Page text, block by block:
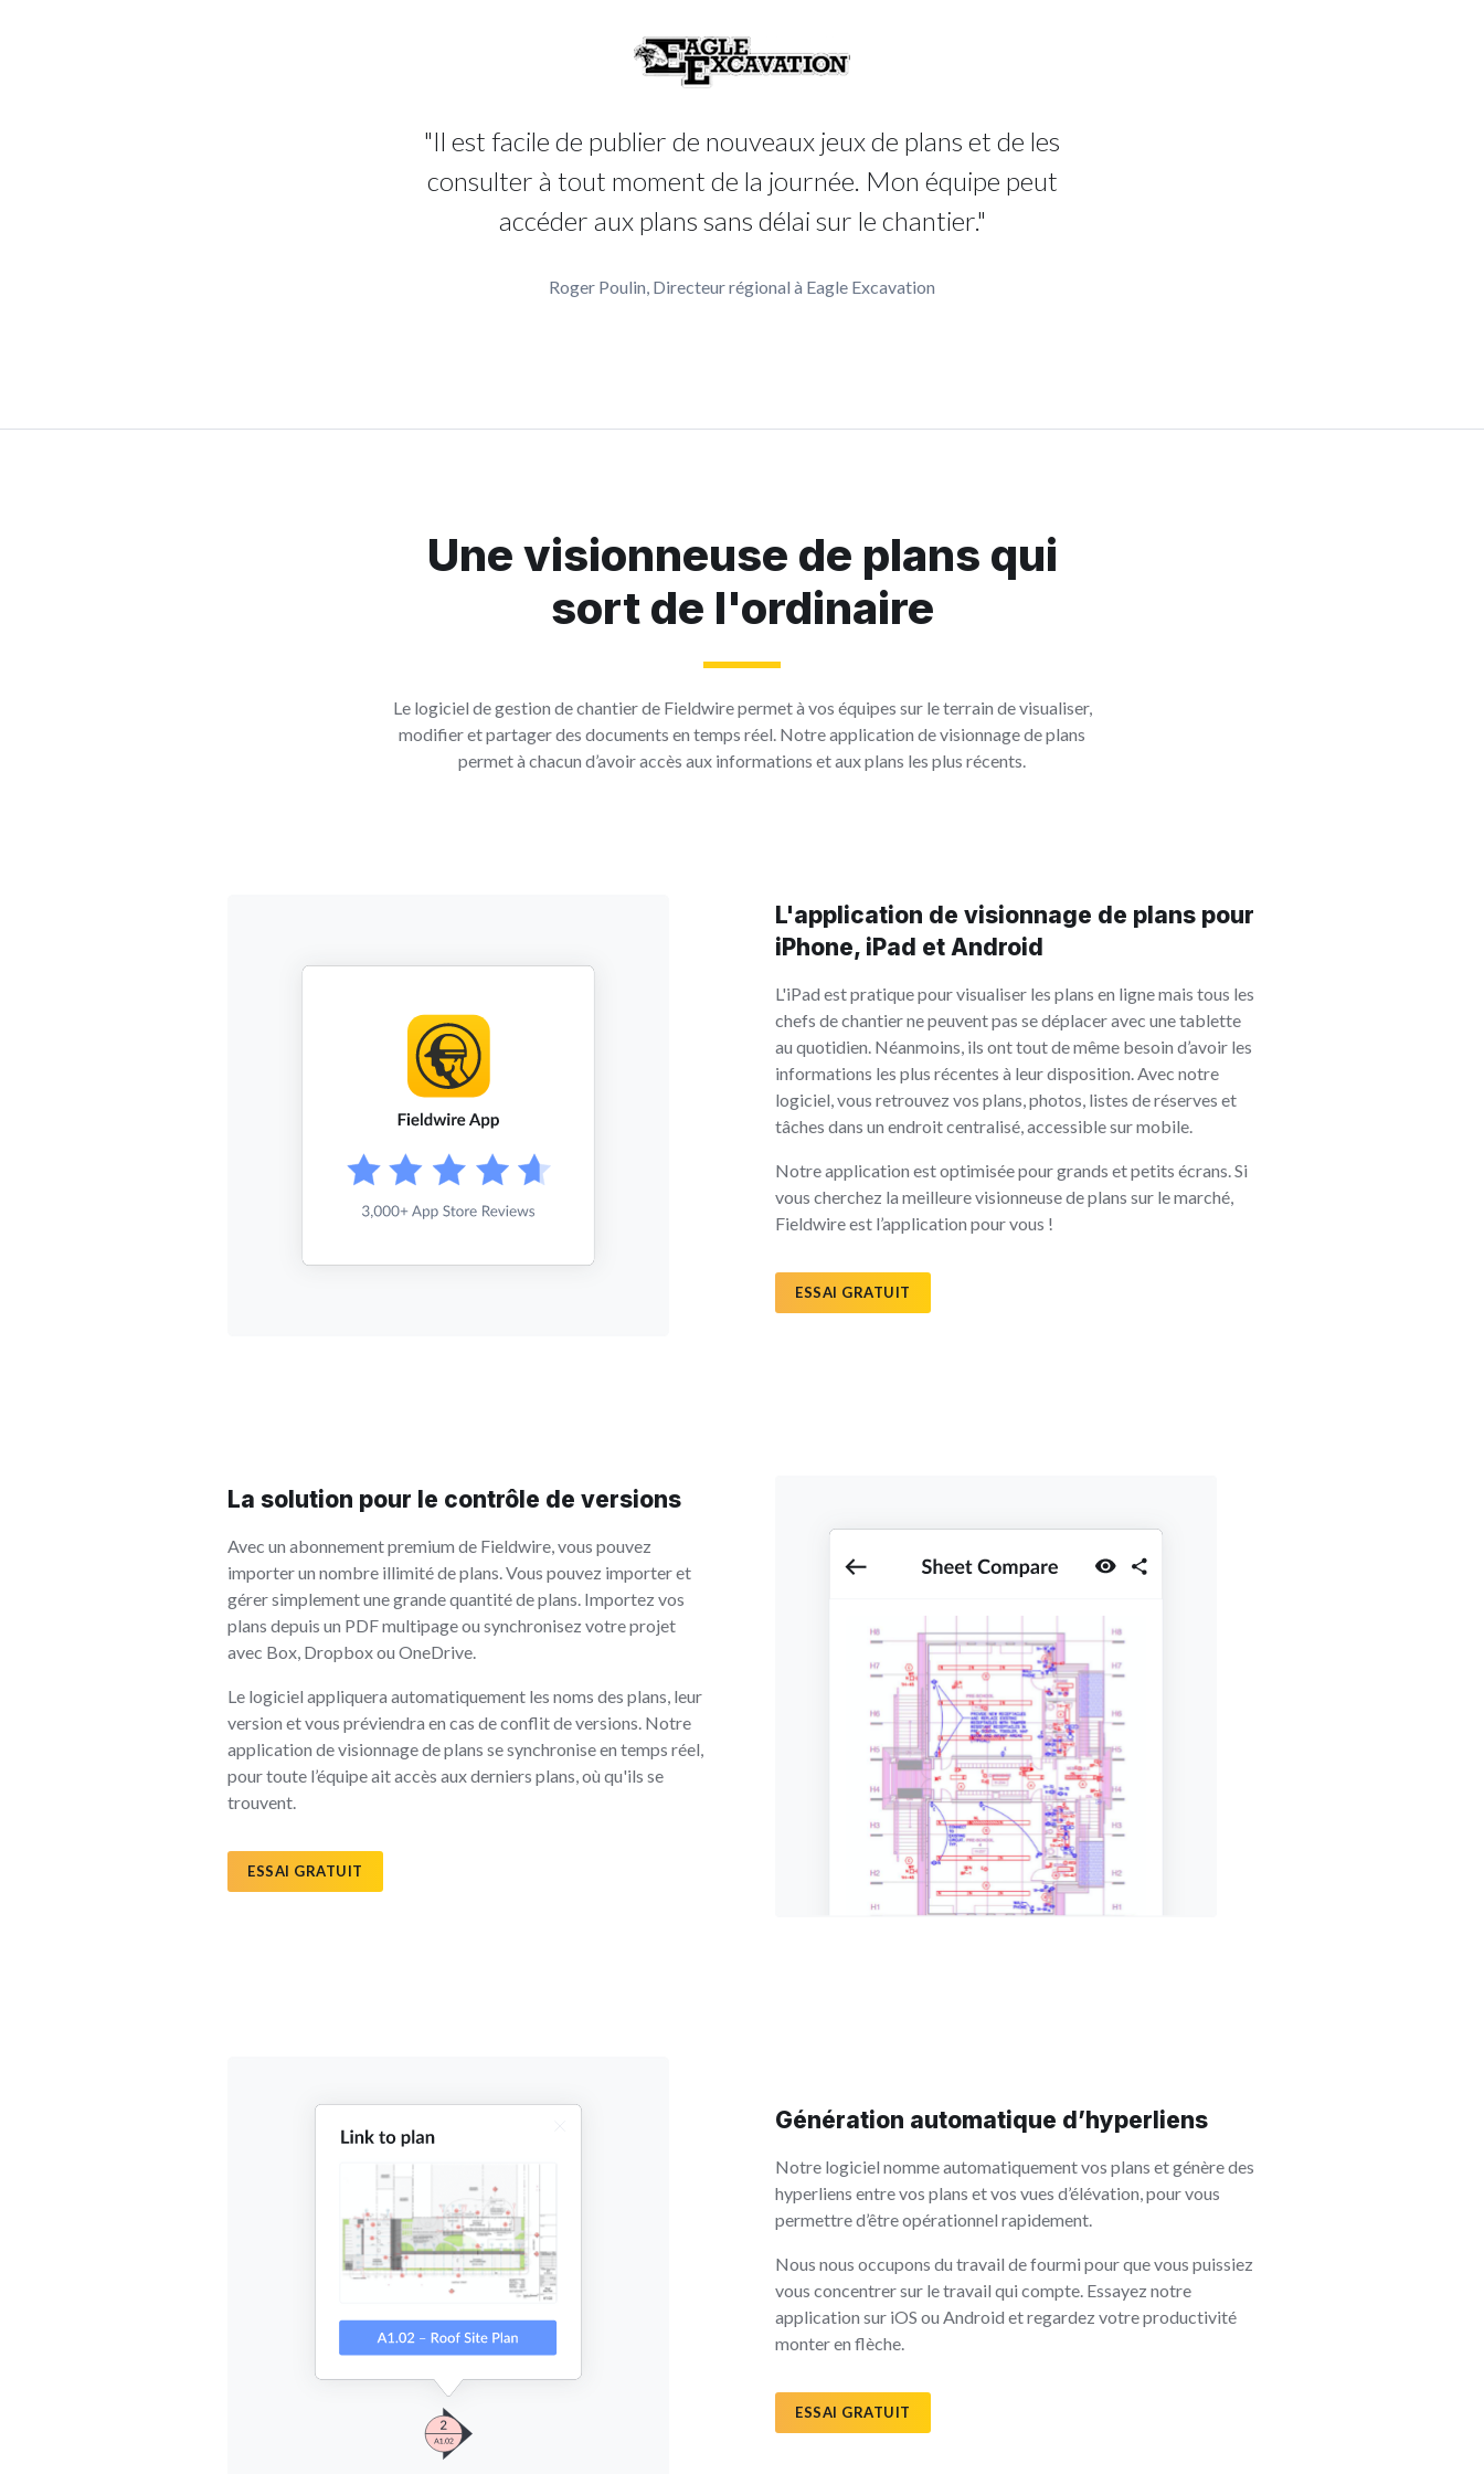
"Il est facile de publier de nouveaux jeux de plans et de les
consulter à tout moment de la journée. Mon équipe peut
accéder aux plans sans délai sur le chantier."
Roger Poulin, Directeur régional à Eagle Excavation
Une visionneuse de plans qui
sort de l'ordinaire
Le logiciel de gestion de chantier de Fieldwire permet à vos équipes sur le terrain de visualiser,
modifier et partager des documents en temps réel. Notre application de visionnage de plans
permet à chacun d’avoir accès aux informations et aux plans les plus récents.
L'application de visionnage de plans pour
iPhone, iPad et Android
L'iPad est pratique pour visualiser les plans en ligne mais tous les
chefs de chantier ne peuvent pas se déplacer avec une tablette
au quotidien. Néanmoins, ils ont tout de même besoin d’avoir les
informations les plus récentes à leur disposition. Avec notre
logiciel, vous retrouvez vos plans, photos, listes de réserves et
tâches dans un endroit centralisé, accessible sur mobile.
Notre application est optimisée pour grands et petits écrans. Si
vous cherchez la meilleure visionneuse de plans sur le marché,
Fieldwire est l’application pour vous !
ESSAI GRATUIT
La solution pour le contrôle de versions
Avec un abonnement premium de Fieldwire, vous pouvez
importer un nombre illimité de plans. Vous pouvez importer et
gérer simplement une grande quantité de plans. Importez vos
plans depuis un PDF multipage ou synchronisez votre projet
avec Box, Dropbox ou OneDrive.
Le logiciel appliquera automatiquement les noms des plans, leur
version et vous préviendra en cas de conflit de versions. Notre
application de visionnage de plans se synchronise en temps réel,
pour toute l’équipe ait accès aux derniers plans, où qu'ils se
trouvent.
ESSAI GRATUIT
Génération automatique d’hyperliens
Notre logiciel nomme automatiquement vos plans et génère des
hyperliens entre vos plans et vos vues d’élévation, pour vous
permettre d’être opérationnel rapidement.
Nous nous occupons du travail de fourmi pour que vous puissiez
vous concentrer sur le travail qui compte. Essayez notre
application sur iOS ou Android et regardez votre productivité
monter en flèche.
ESSAI GRATUIT